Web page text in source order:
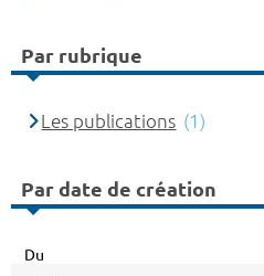
Par rubrique
Les publications (1)
Par date de création
Du